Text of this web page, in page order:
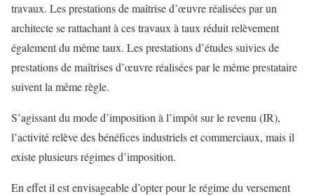
travaux. Les prestations de maîtrise d’œuvre réalisées par un
architecte se rattachant à ces travaux à taux réduit relèvement
également du même taux. Les prestations d’études suivies de
prestations de maîtrises d’œuvre réalisées par le même prestataire
suivent la même règle.
S’agissant du mode d’imposition à l’impôt sur le revenu (IR),
l’activité relève des bénéfices industriels et commerciaux, mais il
existe plusieurs régimes d’imposition.
En effet il est envisageable d’opter pourle régime du versement